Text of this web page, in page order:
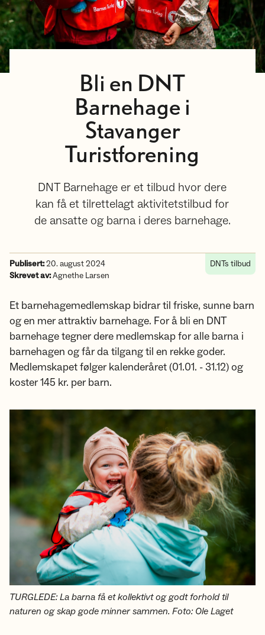
Bli en DNT
Barnehage i
Stavanger
Turistforening
DNT Barnehage er et tilbud hvor dere
kan få et tilrettelagt aktivitetstilbud for
de ansatte og barna i deres barnehage.
Publisert:20. august 2024
Skrevet av:Agnethe Larsen
DNTs tilbud
Et barnehagemedlemskap bidrar til friske, sunne barn
og en mer attraktiv barnehage. For å bli en DNT
barnehage tegner dere medlemskap for alle barna i
barnehagen og får da tilgang til en rekke goder.
Medlemskapet følger kalenderåret (01.01. - 31.12) og
koster 145 kr. per barn.
TURGLEDE: La barna få et kollektivt og godt forhold til
naturen og skap gode minner sammen. Foto: Ole Laget